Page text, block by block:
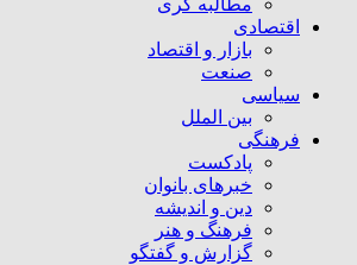
مطالبه گری
اقتصادی
بازار و اقتصاد
صنعت
سیاسی
بین الملل
فرهنگی
پادکست
خبرهای بانوان
دین و اندیشه
فرهنگ و هنر
گزارش و گفتگو